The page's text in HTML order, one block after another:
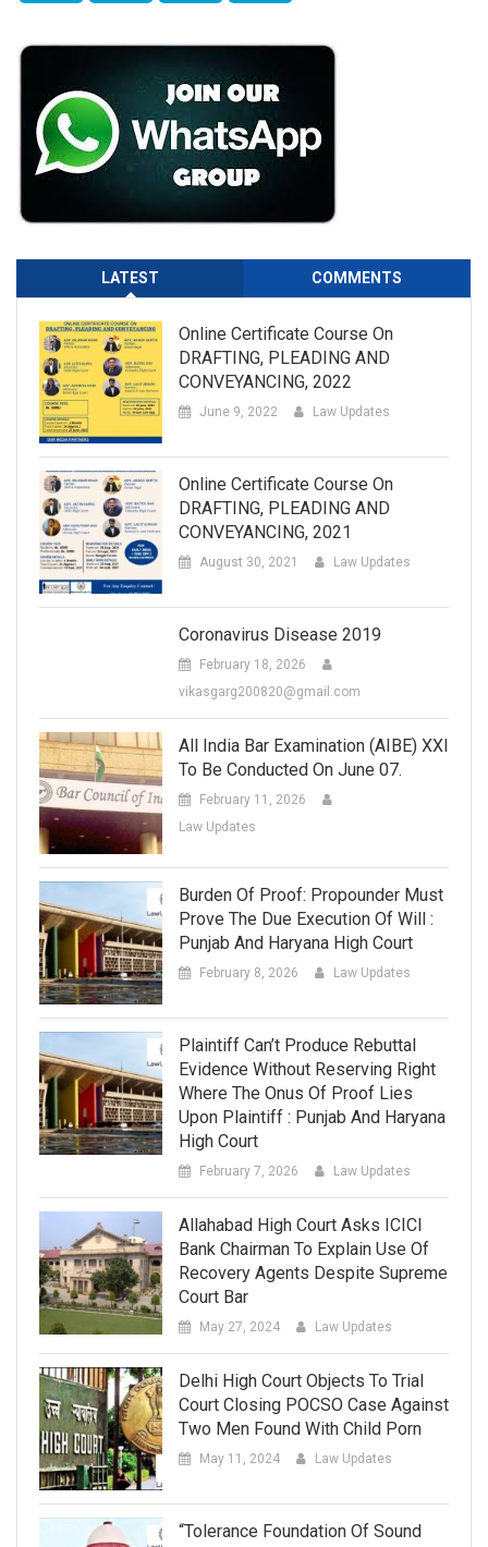
LATEST COMMENTS
Online Certificate Course On
DRAFTING, PLEADING AND
CONVEYANCING, 2022
June 9, 2022 Law Updates
Online Certificate Course On
DRAFTING, PLEADING AND
CONVEYANCING, 2021
August 30, 2021 Law Updates
Coronavirus Disease 2019
February 18, 2026
vikasgarg200820@gmail.com
All India Bar Examination (AIBE) XXI
To Be Conducted On June 07.
February 11, 2026
Law Updates
Burden Of Proof: Propounder Must
Prove The Due Execution Of Will :
Punjab And Haryana High Court
February 8, 2026 Law Updates
Plaintiff Can’t Produce Rebuttal
Evidence Without Reserving Right
Where The Onus Of Proof Lies
Upon Plaintiff : Punjab And Haryana
High Court
February 7, 2026 Law Updates
Allahabad High Court Asks ICICI
Bank Chairman To Explain Use Of
Recovery Agents Despite Supreme
Court Bar
May 27, 2024 Law Updates
Delhi High Court Objects To Trial
Court Closing POCSO Case Against
Two Men Found With Child Porn
May 11, 2024 Law Updates
“Tolerance Foundation Of Sound